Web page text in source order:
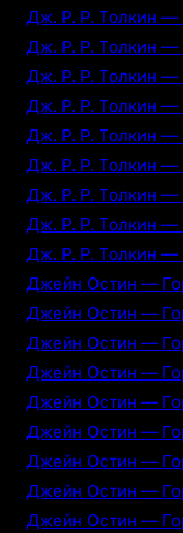
Дж. Р. Р. Толкин —
Дж. Р. Р. Толкин —
Дж. Р. Р. Толкин —
Дж. Р. Р. Толкин —
Дж. Р. Р. Толкин —
Дж. Р. Р. Толкин —
Дж. Р. Р. Толкин —
Дж. Р. Р. Толкин —
Дж. Р. Р. Толкин —
Джейн Остин —
Джейн Остин —
Джейн Остин —
Джейн Остин —
Джейн Остин —
Джейн Остин —
Джейн Остин —
Джейн Остин —
Джейн Остин —